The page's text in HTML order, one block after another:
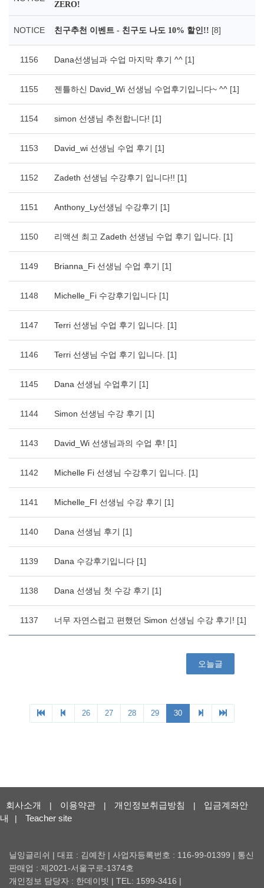
회사소개 | 이용약관 | 개인정보취급방침 |
입금계좌안
내
| Teacher site
닐잉글리쉬 | 대표 : 김예찬 | 사업자등록번호 : 116-99-01399 | 통신
판매업 : 제2021-서울구로-1374호
개인정보 담당자 : 한데이빗 | TEL: 1599-3416 |